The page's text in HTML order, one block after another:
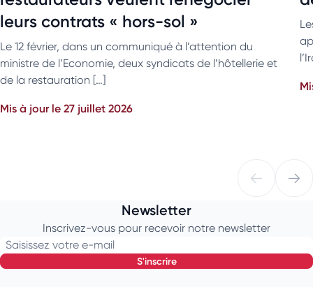
leurs contrats « hors-sol »
Le 12 février, dans un communiqué à l’attention du
ministre de l’Economie, deux syndicats de l’hôtellerie et
de la restauration […]
Mis à jour le 27 juillet 2026
Newsletter
Inscrivez-vous pour recevoir notre newsletter
Saisissez votre e-mail
s'inscrire